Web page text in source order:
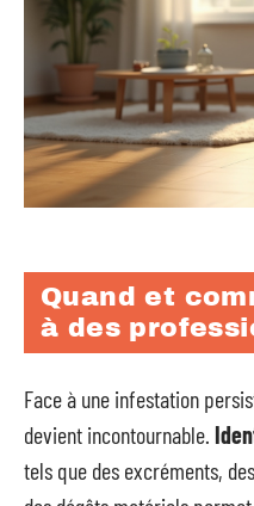
Quand et
à des
Face à une infestation
devient incontournable.
tels que des excréments,